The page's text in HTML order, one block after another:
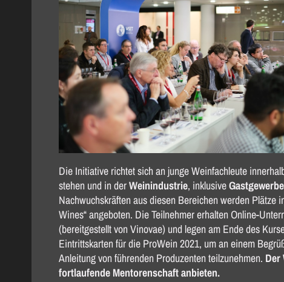
Die Initiative richtet sich an junge Weinfachleute
stehen und in derWeinindustrie, inklusiveGastgewerbe
Nachwuchskräften aus diesen Bereichen werden Plätze
Wines“ angeboten. Die Teilnehmer erhalten Online-
(bereitgestellt von Vinovae) und legen am Ende des
Eintrittskarten für die ProWein 2021, um an einem
Anleitung von führenden Produzenten teilzunehmen. Der
fortlaufende Mentorenschaft anbieten.